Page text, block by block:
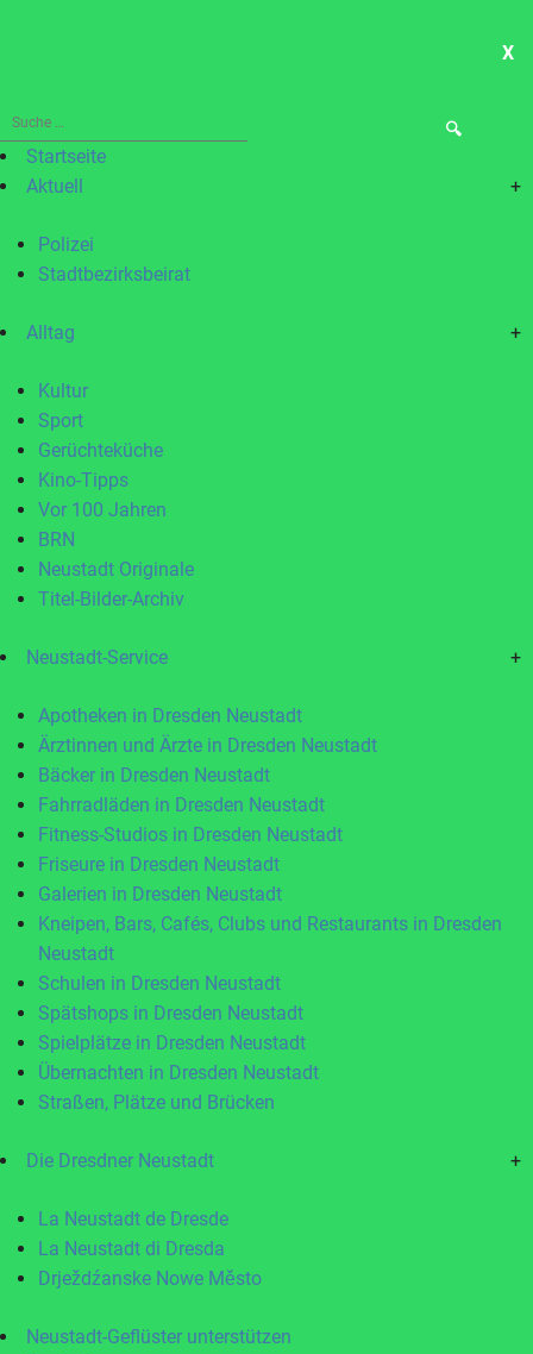
X
Suche
nach:Startseite
Aktuell
+
Polizei
Stadtbezirksbeirat
Alltag +
Kultur
Sport
Gerüchteküche
Kino-Tipps
Vor 100 Jahren
BRN
Neustadt Originale
Titel-Bilder-Archiv
Neustadt-Service +
Apotheken in Dresden Neustadt
Ärztinnen und Ärzte in Dresden Neustadt
Bäcker in Dresden Neustadt
Fahrradläden in Dresden Neustadt
Fitness-Studios in Dresden Neustadt
Friseure in Dresden Neustadt
Galerien in Dresden Neustadt
Kneipen, Bars, Cafés, Clubs und Restaurants in Dresden
Neustadt
Schulen in Dresden Neustadt
Spätshops in Dresden Neustadt
Spielplätze in Dresden Neustadt
Übernachten in Dresden Neustadt
Straßen, Plätze und Brücken
Die Dresdner Neustadt +
La Neustadt de Dresde
La Neustadt di Dresda
Drježdźanske Nowe Město
Neustadt-Geflüster unterstützen